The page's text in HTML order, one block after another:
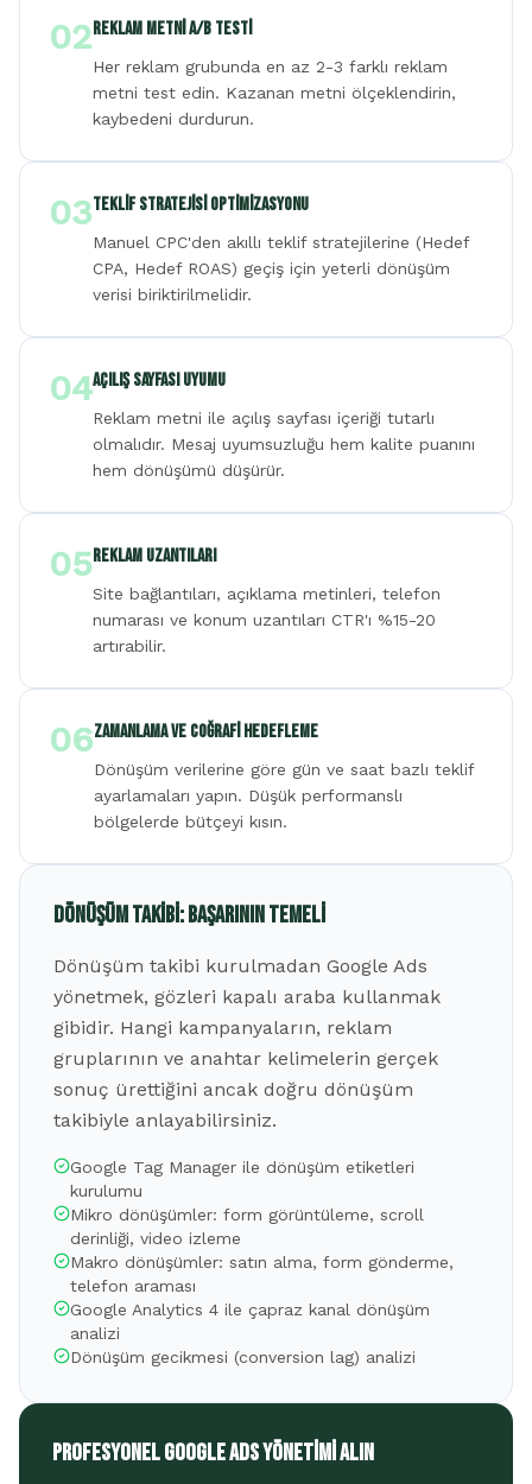
02Reklam Metni A/B Testi
Her reklam grubunda en az 2-3 farklı reklam
metni test edin. Kazanan metni ölçeklendirin,
kaybedeni durdurun.
03Teklif Stratejisi Optimizasyonu
Manuel CPC'den akıllı teklif stratejilerine (Hedef
CPA, Hedef ROAS) geçiş için yeterli dönüşüm
verisi biriktirilmelidir.
04Açılış Sayfası Uyumu
Reklam metni ile açılış sayfası içeriği tutarlı
olmalıdır. Mesaj uyumsuzluğu hem kalite puanını
hem dönüşümü düşürür.
05Reklam Uzantıları
Site bağlantıları, açıklama metinleri, telefon
numarası ve konum uzantıları CTR'ı %15-20
artırabilir.
06Zamanlama ve Coğrafi Hedefleme
Dönüşüm verilerine göre gün ve saat bazlı teklif
ayarlamaları yapın. Düşük performanslı
bölgelerde bütçeyi kısın.
Dönüşüm Takibi: Başarının Temeli
Dönüşüm takibi kurulmadan Google Ads
yönetmek, gözleri kapalı araba kullanmak
gibidir. Hangi kampanyaların, reklam
gruplarının ve anahtar kelimelerin gerçek
sonuç ürettiğini ancak doğru dönüşüm
takibiyle anlayabilirsiniz.
Google Tag Manager ile dönüşüm etiketleri
kurulumu
Mikro dönüşümler: form görüntüleme, scroll
derinliği, video izleme
Makro dönüşümler: satın alma, form gönderme,
telefon araması
Google Analytics 4 ile çapraz kanal dönüşüm
analizi
Dönüşüm gecikmesi (conversion lag) analizi
Profesyonel Google Ads Yönetimi Alın